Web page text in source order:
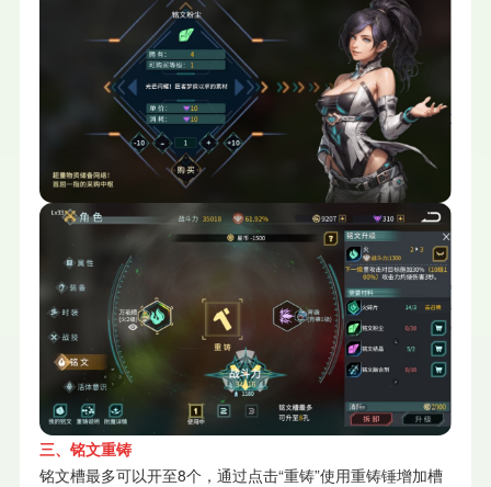
三、铭文重铸
铭文槽最多可以开至8个，通过点击“重铸”使用重铸锤增加槽